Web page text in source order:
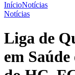
InícioNotícias
Notícias
Liga de
em